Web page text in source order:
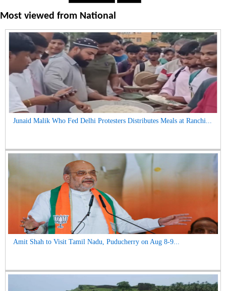
Most viewed from National
Junaid Malik Who Fed Delhi Protesters Distributes Meals at Ranchi...
Amit Shah to Visit Tamil Nadu, Puducherry on Aug 8-9...